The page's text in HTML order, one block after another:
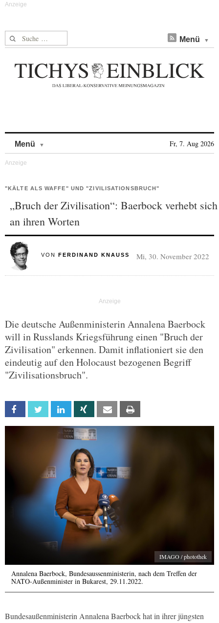
Suche nach: Menü
Menü Fr, 7. Aug 2026
"KÄLTE ALS WAFFE" UND "ZIVILISATIONSBRUCH"
„Bruch der Zivilisation“: Baerbock verhebt sich
an ihren Worten
VON FERDINAND KNAUSS Mi, 30. November 2022
Die deutsche Außenministerin Annalena Baerbock
will in Russlands Kriegsführung einen "Bruch der
Zivilisation" erkennen. Damit inflationiert sie den
eindeutig auf den Holocaust bezogenen Begriff
"Zivilisationsbruch".
Facebook Twitter Linkedin Xing Email
IMAGO / photothek
Annalena Baerbock, Bundesaussenministerin, nach dem Treffen der
NATO-Außenminister in Bukarest, 29.11.2022.
Bundesaußenministerin Annalena Baerbock hat in ihrer jüngsten